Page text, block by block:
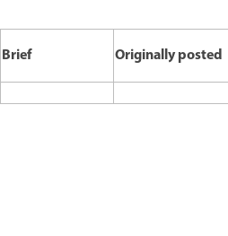
Brief Originally posted